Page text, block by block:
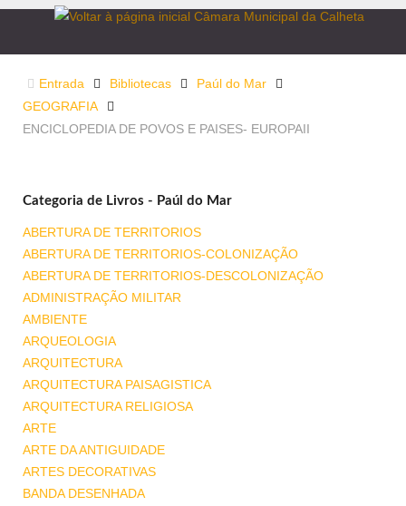
Entrada Bibliotecas
Paúl do Mar
GEOGRAFIA
ENCICLOPEDIA DE POVOS E PAISES- EUROPAII
Categoria de Livros - Paúl do Mar
ABERTURA DE TERRITORIOS
ABERTURA DE TERRITORIOS-COLONIZAÇÃO
ABERTURA DE TERRITORIOS-DESCOLONIZAÇÃO
ADMINISTRAÇÃO MILITAR
AMBIENTE
ARQUEOLOGIA
ARQUITECTURA
ARQUITECTURA PAISAGISTICA
ARQUITECTURA RELIGIOSA
ARTE
ARTE DA ANTIGUIDADE
ARTES DECORATIVAS
BANDA DESENHADA